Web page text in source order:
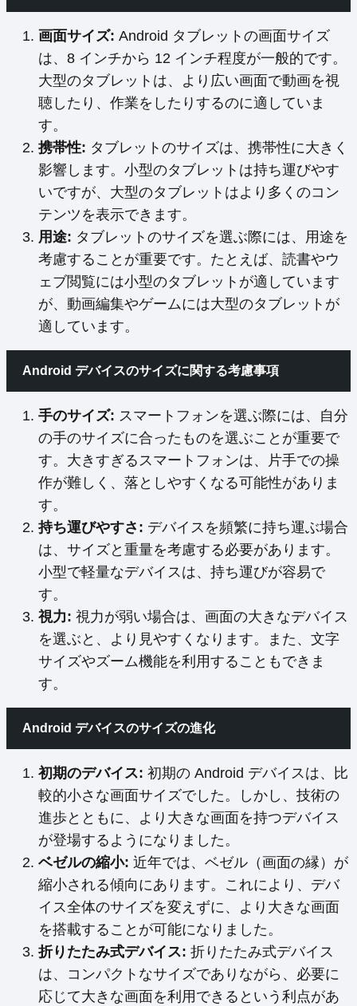
画面サイズ: Android タブレットの画面サイズ
は、8 インチから 12 インチ程度が一般的です。
大型のタブレットは、より広い画面で動画を視
聴したり、作業をしたりするのに適していま
す。
携帯性: タブレットのサイズは、携帯性に大きく
影響します。小型のタブレットは持ち運びやす
いですが、大型のタブレットはより多くのコン
テンツを表示できます。
用途: タブレットのサイズを選ぶ際には、用途を
考慮することが重要です。たとえば、読書やウ
ェブ閲覧には小型のタブレットが適しています
が、動画編集やゲームには大型のタブレットが
適しています。
Android デバイスのサイズに関する考慮事項
手のサイズ: スマートフォンを選ぶ際には、自分
の手のサイズに合ったものを選ぶことが重要で
す。大きすぎるスマートフォンは、片手での操
作が難しく、落としやすくなる可能性がありま
す。
持ち運びやすさ: デバイスを頻繁に持ち運ぶ場合
は、サイズと重量を考慮する必要があります。
小型で軽量なデバイスは、持ち運びが容易で
す。
視力: 視力が弱い場合は、画面の大きなデバイス
を選ぶと、より見やすくなります。また、文字
サイズやズーム機能を利用することもできま
す。
Android デバイスのサイズの進化
初期のデバイス: 初期の Android デバイスは、比
較的小さな画面サイズでした。しかし、技術の
進歩とともに、より大きな画面を持つデバイス
が登場するようになりました。
ベゼルの縮小: 近年では、ベゼル（画面の縁）が
縮小される傾向にあります。これにより、デバ
イス全体のサイズを変えずに、より大きな画面
を搭載することが可能になりました。
折りたたみ式デバイス: 折りたたみ式デバイス
は、コンパクトなサイズでありながら、必要に
応じて大きな画面を利用できるという利点があ